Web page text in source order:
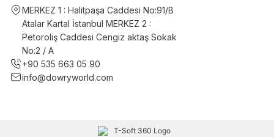
MERKEZ 1 : Halitpaşa Caddesi No:91/B
Atalar Kartal İstanbul MERKEZ 2 :
Petoroliş Caddesi Cengiz aktaş Sokak
No:2 / A
+90 535 663 05 90
info@dowryworld.com